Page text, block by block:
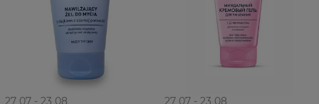
27 07 - 23 08
27 07 - 23 08